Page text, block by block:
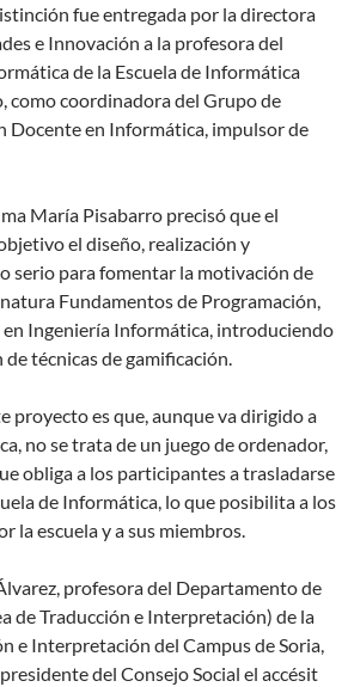
fue entregada por la directora
e Innovación a la profesora del
de la Escuela de Informática
como coordinadora del Grupo de
Docente en Informática, impulsor de
María Pisabarro precisó que el
el diseño, realización y
serio para fomentar la motivación de
Fundamentos de Programación,
Ingeniería Informática, introduciendo
de técnicas de gamificación.
proyecto es que, aunque va dirigido a
no se trata de un juego de ordenador,
obliga a los participantes a trasladarse
de Informática, lo que posibilita a los
la escuela y a sus miembros.
profesora del Departamento de
de Traducción e Interpretación) de la
e Interpretación del Campus de Soria,
del Consejo Social el accésit